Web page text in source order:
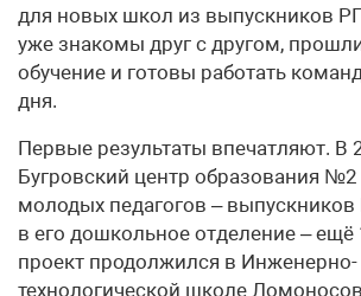
для новых школ из выпускников
уже знакомы друг с другом,
обучение и готовы работать
дня.
Первые результаты впечатляют. В
Бугровский центр образования
молодых педагогов –
в его дошкольное отделение –
проект продолжился в Инженерно-
технологической школе